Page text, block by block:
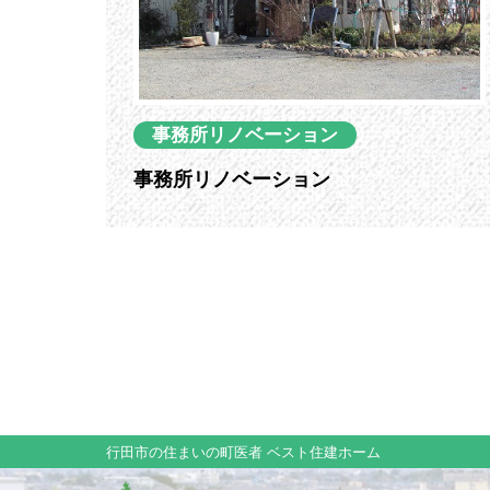
事務所リノベーション
事務所リノベーション
行田市の住まいの町医者 ベスト住建ホーム